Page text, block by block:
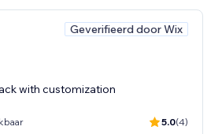
Geverifieerd door Wix
with customization
5.0(4)